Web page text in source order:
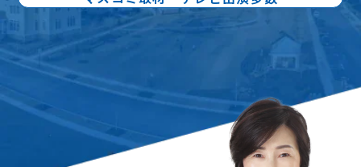
出版書籍86冊：累計80万部出版
不動産売却の
スペシャリスト